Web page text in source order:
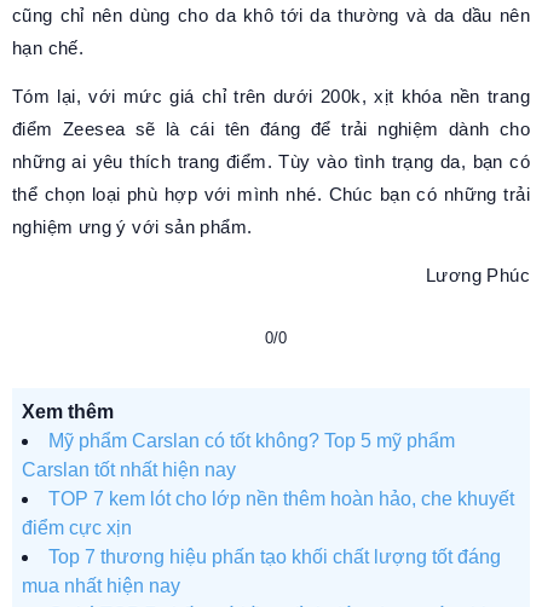
cũng chỉ nên dùng cho da khô tới da thường và da dầu nên
hạn chế.
Tóm lại, với mức giá chỉ trên dưới 200k, xịt khóa nền trang
điểm Zeesea sẽ là cái tên đáng để trải nghiệm dành cho
những ai yêu thích trang điểm. Tùy vào tình trạng da, bạn có
thể chọn loại phù hợp với mình nhé. Chúc bạn có những trải
nghiệm ưng ý với sản phẩm.
Lương Phúc
0/0
Xem thêm
Mỹ phẩm Carslan có tốt không? Top 5 mỹ phẩm
Carslan tốt nhất hiện nay
TOP 7 kem lót cho lớp nền thêm hoàn hảo, che khuyết
điểm cực xịn
Top 7 thương hiệu phấn tạo khối chất lượng tốt đáng
mua nhất hiện nay